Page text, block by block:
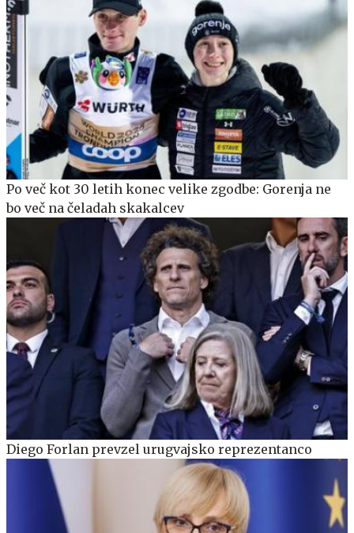
Po več kot 30 letih konec velike zgodbe: Gorenja ne
bo več na čeladah skakalcev
Diego Forlan prevzel urugvajsko reprezentanco